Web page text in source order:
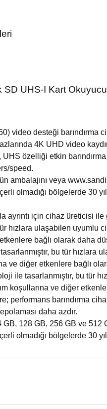
SD UHS-I Kart
video desteği
4K UHD video
UHS özelliği etkin
speed.
ambalajını veya
olmadığı bölgelerde 30
için cihaz üreticisi
hızlara ulaşabilen uyumlu
bağlı olarak daha
bu tür hızlara
ve diğer etkenlere bağlı
ile tasarlanmıştır, bu tür
koşullarına ve diğer
performans barındırma
daha azdır.
128 GB, 256 GB ve 512
olmadığı bölgelerde 30